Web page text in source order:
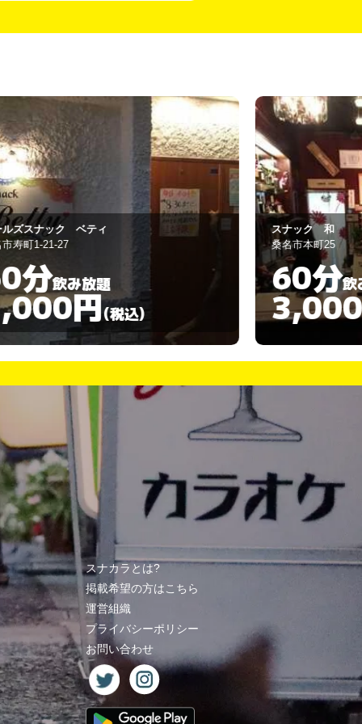
ック 和
市本町25
分飲み放題
円(税込)
ZERO
桑名市三ツ矢橋
60分
スナカラとは?
掲載希望の方はこちら
運営組織
プライバシーポリシー
お問い合わせ